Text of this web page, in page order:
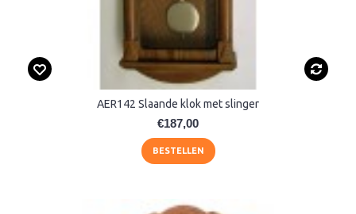
AER142 Slaande klok met slinger
€187,00
BESTELLEN